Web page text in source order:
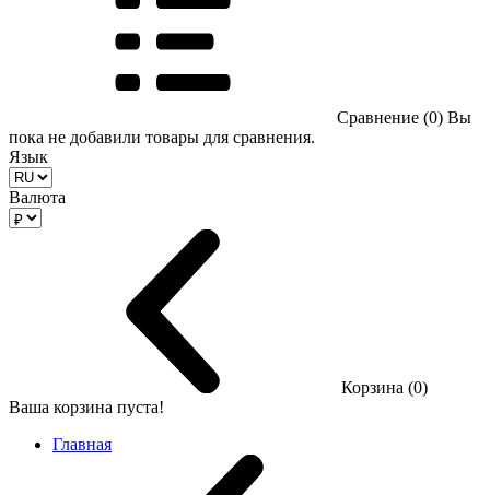
Сравнение (0) Вы
пока не добавили товары для сравнения.
Язык
Валюта
Корзина (0)
Ваша корзина пуста!
Главная